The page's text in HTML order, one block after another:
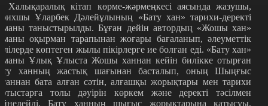
Халықаралық кітап көрме-жәрмеңкесі аясында жазушы,
Ұларбек Дәлейұлының «Бату хан»тарихи-деректі
таныстырылды. Бұған дейін автордың «Жошы хан»
оқырман тарапынан жоғары бағаланып, әлеуметтік
көптеген жылы пікірлерге ие болған еді. «Бату хан»
Ұлық Ұлыста Жошы ханнан кейін билікке отырған
ханның жастық шағынан басталып, оның Шыңғыс
бата алған сәтін, алғашқы жорықтары мен тарихи
толы дәуірін көркем және деректі тәсілмен
Бату ханның шығыс жорықтарына қатысуы,